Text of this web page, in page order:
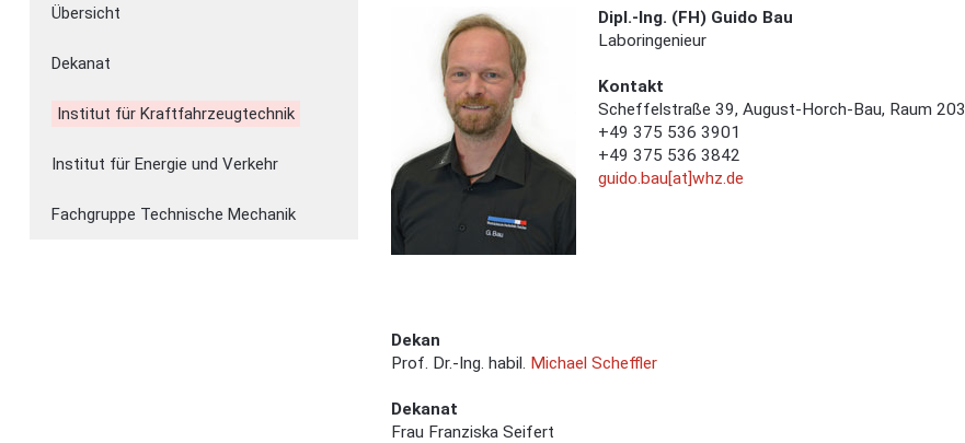
Übersicht
Dekanat
Institut für Kraftfahrzeugtechnik
Institut für Energie und Verkehr
Fachgruppe Technische Mechanik
Dipl.-Ing. (FH) Guido Bau
Laboringenieur
Kontakt
Scheffelstraße 39, August-Horch-Bau, Raum 203
+49 375 536 3901
+49 375 536 3842
guido.bau[at]whz.de
Dekan
Prof. Dr.-Ing. habil. Michael Scheffler
Dekanat
Frau Franziska Seifert